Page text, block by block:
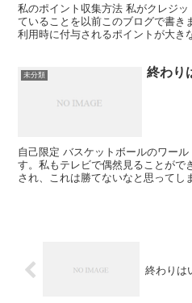
私のポイント収集方法 私がクレジ
ていることを以前このブログで書き
利用時に付与されるポイントが大き
未分類 終わり
自己限定 バスケットボールのワー
す。私もテレビで偶然見ることがで
され、これは勝てないなと思ってし
終わりは